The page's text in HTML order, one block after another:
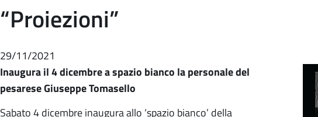
principale
“Proiezioni”
29/11/2021
Inaugura il 4 dicembre a spazio bianco la personale del
pesarese Giuseppe Tomasello
Sabato 4 dicembre inaugura allo ‘spazio bianco’ della